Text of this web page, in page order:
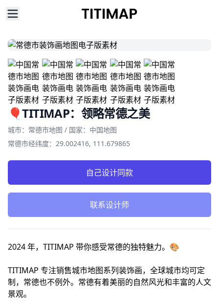
🎈TITIMAP：领略常德之美
Product information
城市：常德市地图 / 国家：中国地图
常德市经纬度：29.002416, 111.679865
自己设计同款
联系设计师
2024 年，TITIMAP 带你感受常德的独特魅力。🎨
TITIMAP 专注销售城市地图系列装饰画，全球城市均可定
制，常德也不例外。常德有着美丽的自然风光和丰富的人文
景观。